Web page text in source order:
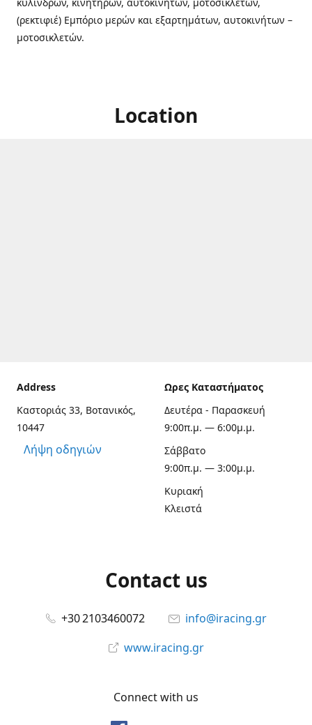
(ρεκτιφιέ) Εμπόριο μερών και εξαρτημάτων, αυτοκινήτων –
μοτοσικλετών.
Location
Address
Καστοριάς 33, Βοτανικός,
10447
Λήψη οδηγιών
Ωρες Καταστήματος
Δευτέρα - Παρασκευή
9:00π.μ. — 6:00μ.μ.
Σάββατο
9:00π.μ. — 3:00μ.μ.
Κυριακή
Κλειστά
Contact us
+30 2103460072
info@iracing.gr
www.iracing.gr
Connect with us